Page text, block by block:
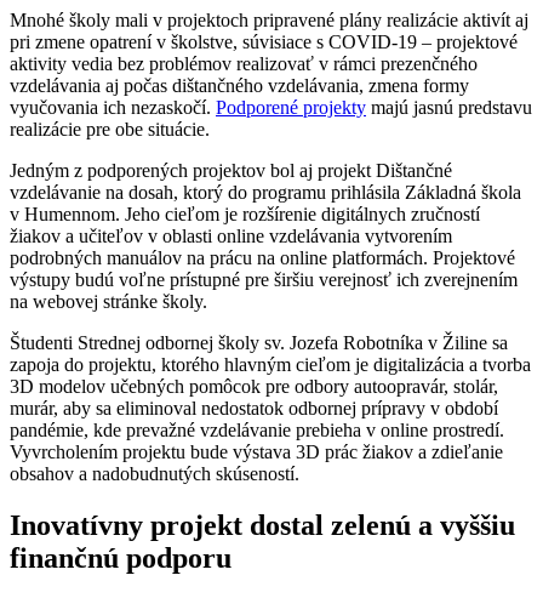
Mnohé školy mali v projektoch pripravené plány realizácie aktivít aj
pri zmene opatrení v školstve, súvisiace s COVID-19 – projektové
aktivity vedia bez problémov realizovať v rámci prezenčného
vzdelávania aj počas dištančného vzdelávania, zmena formy
vyučovania ich nezaskočí. Podporené projekty majú jasnú predstavu
realizácie pre obe situácie.
Jedným z podporených projektov bol aj projekt Dištančné
vzdelávanie na dosah, ktorý do programu prihlásila Základná škola
v Humennom. Jeho cieľom je rozšírenie digitálnych zručností
žiakov a učiteľov v oblasti online vzdelávania vytvorením
podrobných manuálov na prácu na online platformách. Projektové
výstupy budú voľne prístupné pre širšiu verejnosť ich zverejnením
na webovej stránke školy.
Študenti Strednej odbornej školy sv. Jozefa Robotníka v Žiline sa
zapoja do projektu, ktorého hlavným cieľom je digitalizácia a tvorba
3D modelov učebných pomôcok pre odbory autoopravár, stolár,
murár, aby sa eliminoval nedostatok odbornej prípravy v období
pandémie, kde prevažné vzdelávanie prebieha v online prostredí.
Vyvrcholením projektu bude výstava 3D prác žiakov a zdieľanie
obsahov a nadobudnutých skúseností.
Inovatívny projekt dostal zelenú a vyššiu
finančnú podporu